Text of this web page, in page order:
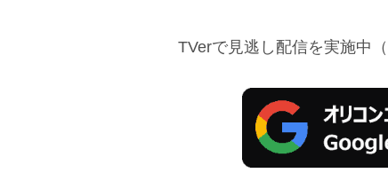
TVerで見逃し配信を実施中（